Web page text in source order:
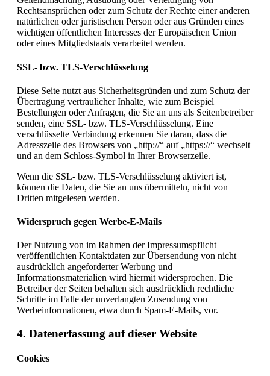
Rechtsansprüchen oder zum Schutz der Rechte einer anderen
natürlichen oder juristischen Person oder aus Gründen eines
wichtigen öffentlichen Interesses der Europäischen Union
oder eines Mitgliedstaats verarbeitet werden.
SSL- bzw. TLS-Verschlüsselung
Diese Seite nutzt aus Sicherheitsgründen und zum Schutz der
Übertragung vertraulicher Inhalte, wie zum Beispiel
Bestellungen oder Anfragen, die Sie an uns als Seitenbetreiber
senden, eine SSL- bzw. TLS-Verschlüsselung. Eine
verschlüsselte Verbindung erkennen Sie daran, dass die
Adresszeile des Browsers von „http://“ auf „https://“ wechselt
und an dem Schloss-Symbol in Ihrer Browserzeile.
Wenn die SSL- bzw. TLS-Verschlüsselung aktiviert ist,
können die Daten, die Sie an uns übermitteln, nicht von
Dritten mitgelesen werden.
Widerspruch gegen Werbe-E-Mails
Der Nutzung von im Rahmen der Impressumspflicht
veröffentlichten Kontaktdaten zur Übersendung von nicht
ausdrücklich angeforderter Werbung und
Informationsmaterialien wird hiermit widersprochen. Die
Betreiber der Seiten behalten sich ausdrücklich rechtliche
Schritte im Falle der unverlangten Zusendung von
Werbeinformationen, etwa durch Spam-E-Mails, vor.
4. Datenerfassung auf dieser Website
Cookies